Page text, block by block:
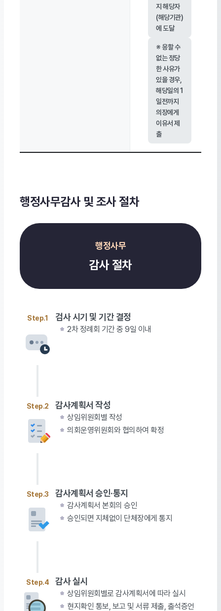
지 해당자
(해당기관)
에 도달
※ 응할 수
없는 정당
한 사유가
있을 경우,
해당일의 1
일전까지
의장에게
이유서 제
출
행정사무감사 및 조사 절차
행정사무
감사 절차
Step.1 검사 시기 및 기간 결정
2차 정례회 기간 중 9일 이내
Step.2 감사계획서 작성
상임위원회별 작성
의회운영위원회와 협의하여 확정
Step.3 감사계획서 승인·통지
감사계획서 본회의 승인
승인되면 지체없이 단체장에게 통지
Step.4 감사 실시
상임위원회별로 감사계획서에 따라 실시
현지확인 통보, 보고 및 서류 제출, 출석증언